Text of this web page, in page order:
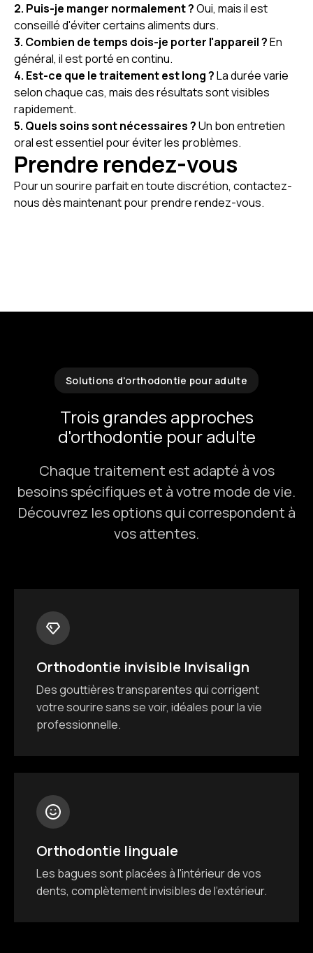
2. Puis-je manger normalement ?Oui, mais il est
conseillé d'éviter certains aliments durs.
3. Combien de temps dois-je porter l'appareil ?En
général, il est porté en continu.
4. Est-ce que le traitement est long ?La durée varie
selon chaque cas, mais des résultats sont visibles
rapidement.
5. Quels soins sont nécessaires ?Un bon entretien
oral est essentiel pour éviter les problèmes.
Prendre rendez-vous
Pour un sourire parfait en toute discrétion, contactez-
nous dès maintenant pour prendre rendez-vous.
Solutions d'orthodontie pour adulte
Trois grandes approches
d'orthodontie pour adulte
Chaque traitement est adapté à vos
besoins spécifiques et à votre mode de vie.
Découvrez les options qui correspondent à
vos attentes.
Orthodontie invisible Invisalign
Des gouttières transparentes qui corrigent
votre sourire sans se voir, idéales pour la vie
professionnelle.
Orthodontie linguale
Les bagues sont placées à l'intérieur de vos
dents, complètement invisibles de l'extérieur.